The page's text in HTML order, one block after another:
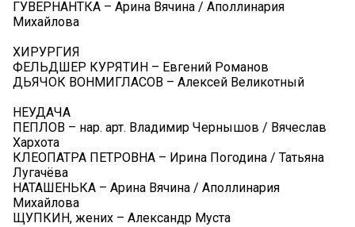
ГУВЕРНАНТКА – Арина Вячина / Аполлинария
Михайлова
ХИРУРГИЯ
ФЕЛЬДШЕР КУРЯТИН – Евгений Романов
ДЬЯЧОК ВОНМИГЛАСОВ – Алексей Великотный
НЕУДАЧА
ПЕПЛОВ – нар. арт. Владимир Чернышов / Вячеслав
Хархота
КЛЕОПАТРА ПЕТРОВНА – Ирина Погодина / Татьяна
Лугачёва
НАТАШЕНЬКА – Арина Вячина / Аполлинария
Михайлова
ЩУПКИН, жених – Александр Муста